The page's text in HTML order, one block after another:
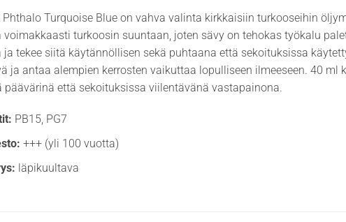
Phthalo Turquoise Blue on vahva valinta kirkkaisiin turkooseihin
voimakkaasti turkoosin suuntaan, joten sävy on tehokas työkalu
tekee siitä käytännöllisen sekä puhtaana että sekoituksissa
ja antaa alempien kerrosten vaikuttaa lopulliseen ilmeeseen. 40
päävärinä että sekoituksissa viilentävänä vastapainona.
PB15, PG7
+++ (yli 100 vuotta)
läpikuultava